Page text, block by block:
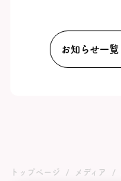
お知らせ一覧
トップページ メディア